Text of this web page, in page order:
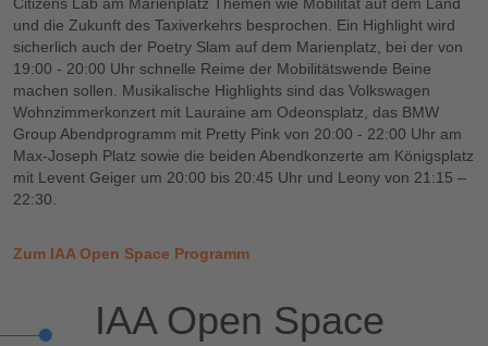
und die Zukunft des Taxiverkehrs besprochen. Ein Highlight wird
sicherlich auch der Poetry Slam auf dem Marienplatz, bei der von
19:00 - 20:00 Uhr schnelle Reime der Mobilitätswende Beine
machen sollen. Musikalische Highlights sind das Volkswagen
Wohnzimmerkonzert mit Lauraine am Odeonsplatz, das BMW
Group Abendprogramm mit Pretty Pink von 20:00 - 22:00 Uhr am
Max-Joseph Platz sowie die beiden Abendkonzerte am Königsplatz
mit Levent Geiger um 20:00 bis 20:45 Uhr und Leony von 21:15 –
22:30.
Zum IAA Open Space Programm
IAA Open Space